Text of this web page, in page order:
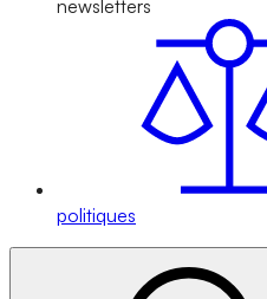
newsletters
politiques